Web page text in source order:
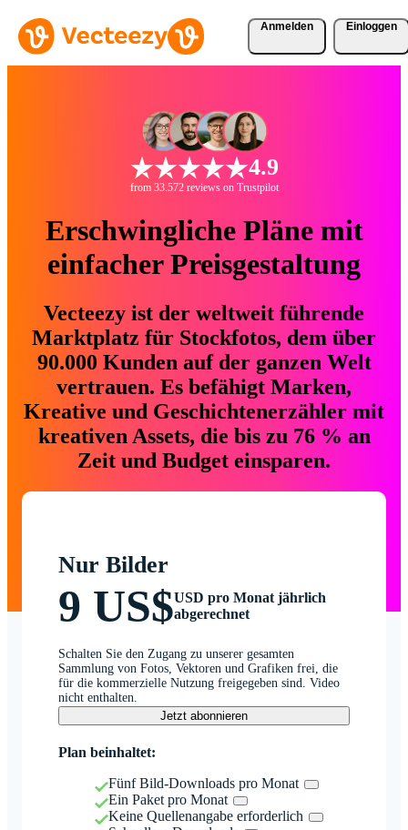
Anmelden Einloggen
4.9
from 33.572 reviews on Trustpilot
Erschwingliche Pläne mit
einfacher Preisgestaltung
Vecteezy ist der weltweit führende
Marktplatz für Stockfotos, dem über
90.000 Kunden auf der ganzen Welt
vertrauen. Es befähigt Marken,
Kreative und Geschichtenerzähler mit
kreativen Assets, die bis zu 76 % an
Zeit und Budget einsparen.
Nur Bilder
9 US$USD pro Monat jährlich
abgerechnet
Schalten Sie den Zugang zu unserer gesamten
Sammlung von Fotos, Vektoren und Grafiken frei, die
für die kommerzielle Nutzung freigegeben sind. Video
nicht enthalten.
Jetzt abonnieren
Plan beinhaltet:
Fünf Bild-Downloads pro Monat
Ein Paket pro Monat
Keine Quellenangabe erforderlich